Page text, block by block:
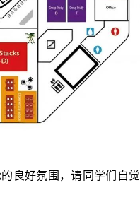
良好氛围，请同学们自觉